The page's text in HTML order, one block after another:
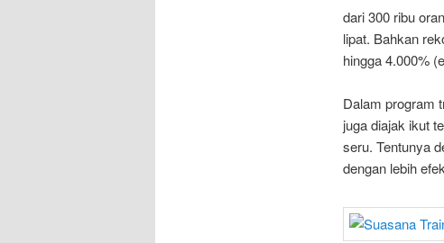
dari 300 ribu
lipat. Bahkan
hingga 4.000%
Dalam program
juga diajak ikut
seru. Tentunya
dengan lebih